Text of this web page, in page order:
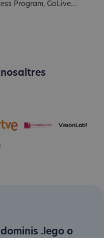
Program, GoLive...
Slide
.lego o